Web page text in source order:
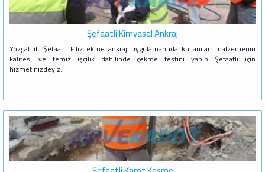
Şefaatli Kimyasal Ankraj
Yozgat ili Şefaatlı Filiz ekme ankraj uygulamarında kullanılan malzemenin
kalitesi ve temiz işçilik dahilinde çekme testini yapıp Şefaatlı için
hizmetinizdeyiz.